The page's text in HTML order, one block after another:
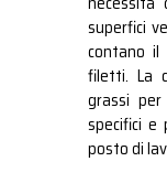
superfici
contano
filetti. La
grassi
specifici e
posto di